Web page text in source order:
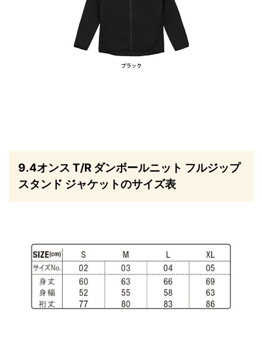
9.4オンス T/R ダンボールニット フルジップ
スタンド ジャケットのサイズ表